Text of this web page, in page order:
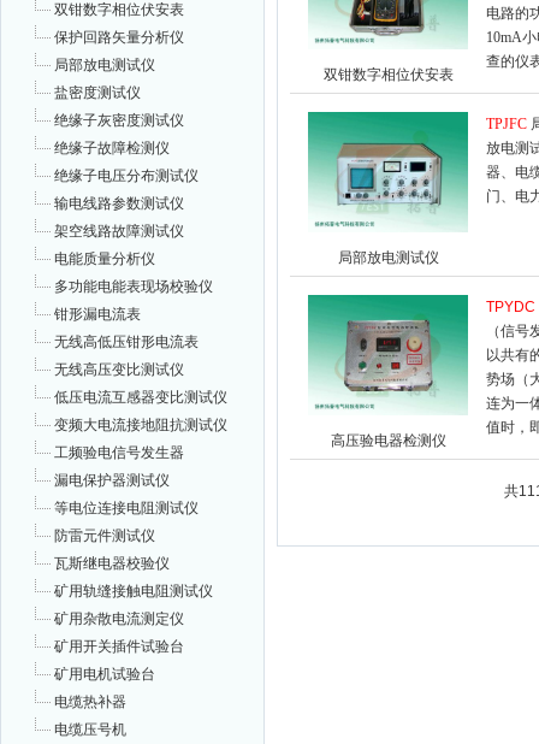
双钳数字相位伏安表
保护回路矢量分析仪
局部放电测试仪
盐密度测试仪
绝缘子灰密度测试仪
绝缘子故障检测仪
绝缘子电压分布测试仪
输电线路参数测试仪
架空线路故障测试仪
电能质量分析仪
多功能电能表现场校验仪
钳形漏电流表
无线高低压钳形电流表
无线高压变比测试仪
低压电流互感器变比测试仪
变频大电流接地阻抗测试仪
工频验电信号发生器
漏电保护器测试仪
等电位连接电阻测试仪
防雷元件测试仪
瓦斯继电器校验仪
矿用轨缝接触电阻测试仪
矿用杂散电流测定仪
矿用开关插件试验台
矿用电机试验台
电缆热补器
电缆压号机
双钳数字相位伏安表
电路的
10mA
查的仪
局部放电测试仪
TPJFC
放电测
器、电
门、电
高压验电器检测仪
TPYDC
（信
以共有
势场（
连为一
值时，
共